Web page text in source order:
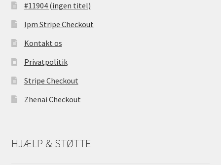
#11904 (ingen titel)
Ipm Stripe Checkout
Kontakt os
Privatpolitik
Stripe Checkout
Zhenai Checkout
HJÆLP & STØTTE